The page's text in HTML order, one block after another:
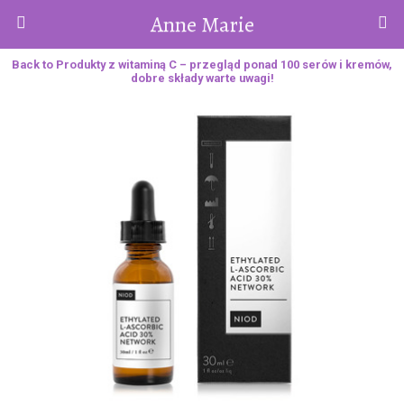
Anne Marie
Back to Produkty z witaminą C – przegląd ponad 100 serów i kremów,
dobre składy warte uwagi!